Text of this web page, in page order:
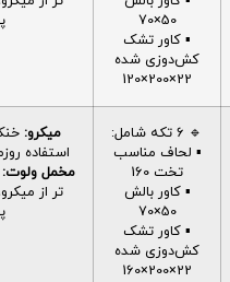
50×70
▪️ کاور تشک
کش‌دوزی شده
22×200×120
🔹 6 تکه شامل:
▪️ لحاف مناسب
تخت 160
▪️ کاور بالش
50×70
▪️ کاور تشک
کش‌دوزی شده
22×200×160
میکرو:
استفاده
مخمل ولوت:
تر از